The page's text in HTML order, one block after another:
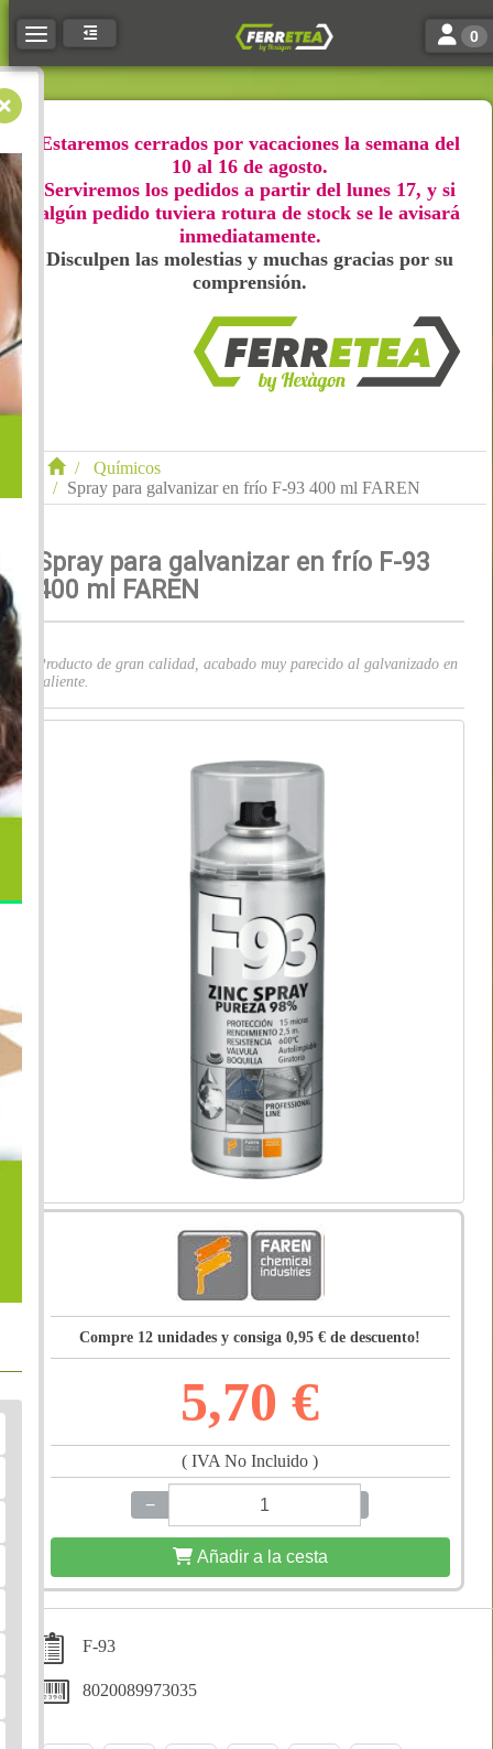
Toggle navigation Toggle
0
Estaremos cerrados por vacaciones la semana del
10 al 16 de agosto.
Serviremos los pedidos a partir del lunes 17, y si
algún pedido tuviera rotura de stock se le avisará
inmediatamente.
Disculpen las molestias y muchas gracias por su
comprensión.
Químicos
Spray para galvanizar en frío F-93 400 ml FAREN
Spray para galvanizar en frío F-93
400 ml FAREN
Producto de gran calidad, acabado muy parecido al galvanizado en
caliente.
Compre 12 unidades y consiga0,95 € de descuento!
5,70 €
( IVA No Incluido )
−
Añadir a la cesta
F-93
8020089973035